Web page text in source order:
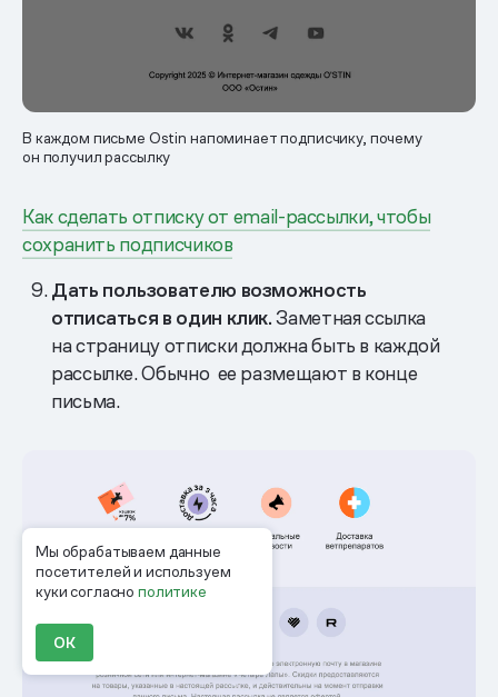
Мы обрабатываем данные
посетителей и используем
куки согласнополитике
ОК
В каждом письме Ostin напоминает подписчику, почему
он получил рассылку
Как сделать отписку от email-рассылки, чтобы
сохранить подписчиков
Дать пользователю возможность
отписаться в один клик.Заметная ссылка
на страницу отписки должна быть в каждой
рассылке. Обычно ее размещают в конце
письма.